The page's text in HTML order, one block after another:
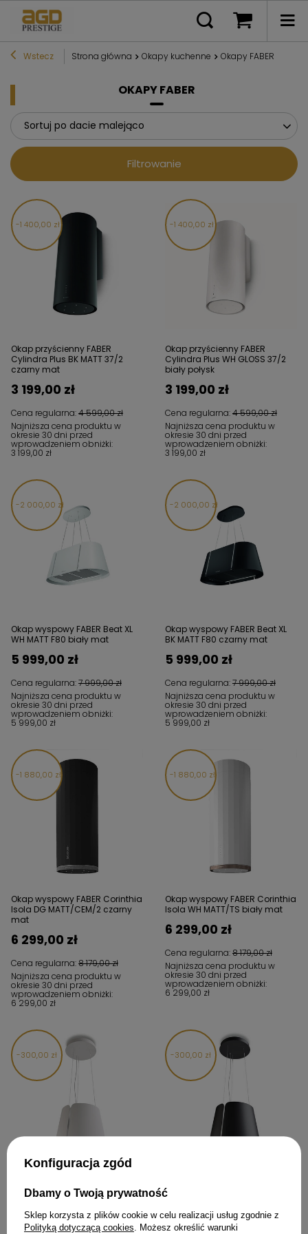
Wstecz Strona główna Okapy kuchenne Okapy FABER
OKAPY FABER
Sortuj po dacie malejąco
Filtrowanie
1 400,00 zł
Okap przyścienny FABER
Cylindra Plus BK MATT 37/2
czarny mat
Cena regularna:4 599,00 zł
3 199,00 zł
Najniższa cena produktu w
okresie 30 dni przed
wprowadzeniem obniżki:
3 199,00 zł
1 400,00 zł
Okap przyścienny FABER
Cylindra Plus WH GLOSS 37/2
biały połysk
Cena regularna:4 599,00 zł
3 199,00 zł
Najniższa cena produktu w
okresie 30 dni przed
wprowadzeniem obniżki:
3 199,00 zł
2 000,00 zł
Okap wyspowy FABER Beat XL
WH MATT F80 biały mat
Cena regularna:7 999,00 zł
5 999,00 zł
Najniższa cena produktu w
okresie 30 dni przed
wprowadzeniem obniżki:
5 999,00 zł
2 000,00 zł
Okap wyspowy FABER Beat XL
BK MATT F80 czarny mat
Cena regularna:7 999,00 zł
5 999,00 zł
Najniższa cena produktu w
okresie 30 dni przed
wprowadzeniem obniżki:
5 999,00 zł
1 880,00 zł
Okap wyspowy FABER Corinthia
Isola DG MATT/CEM/2 czarny
mat
Cena regularna:8 179,00 zł
6 299,00 zł
Najniższa cena produktu w
okresie 30 dni przed
wprowadzeniem obniżki:
6 299,00 zł
1 880,00 zł
Okap wyspowy FABER Corinthia
Isola WH MATT/TS biały mat
Cena regularna:8 179,00 zł
6 299,00 zł
Najniższa cena produktu w
okresie 30 dni przed
wprowadzeniem obniżki:
6 299,00 zł
300,00 zł
biały mat
3 399,00 zł
300,00 zł
czarny mat
3 399,00 zł
Konfiguracja zgód
Dbamy o Twoją prywatność
Sklep korzysta z plików cookie w celu realizacji usług zgodnie z
Polityką dotyczącą cookies . Możesz określić warunki